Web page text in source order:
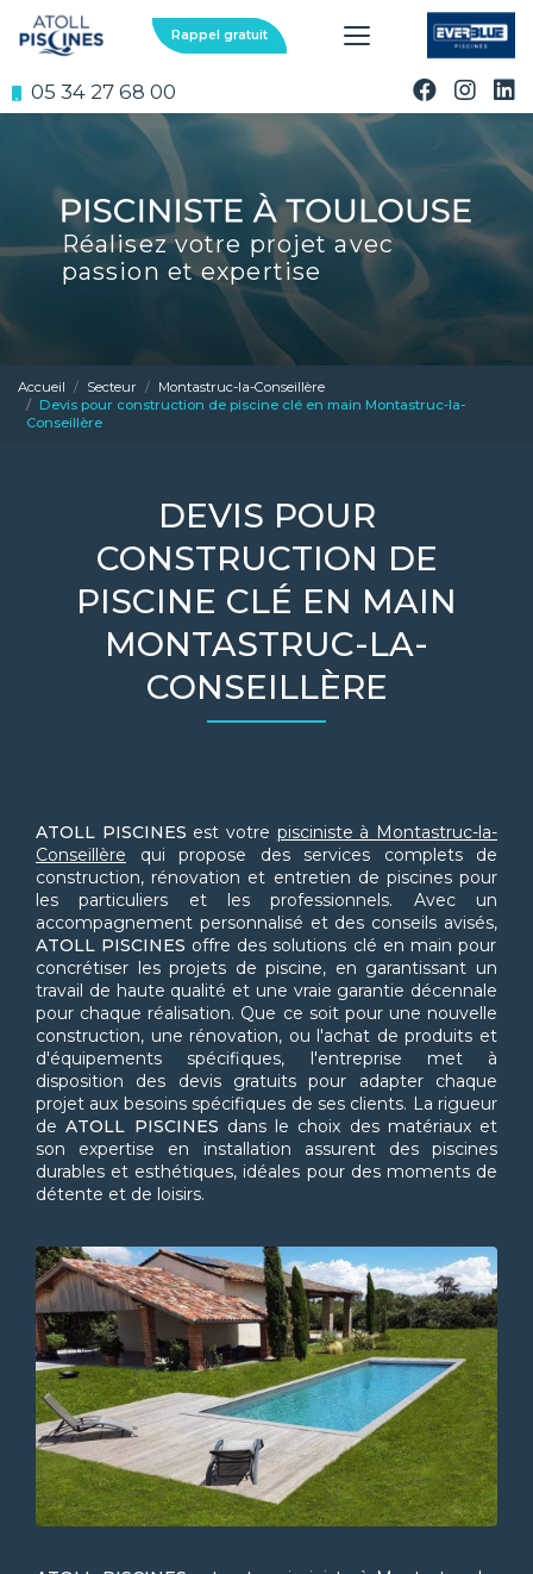
au
contenu
05 34 27 68 00
Rappel gratuit
Réalisez votre projet avec
passion et expertise
Accueil Secteur
Montastruc-la-Conseillère
Devis pour construction de piscine clé en main Montastruc-la-
Conseillère
DEVIS POUR
CONSTRUCTION DE
PISCINE CLÉ EN MAIN
MONTASTRUC-LA-
CONSEILLÈRE
ATOLL PISCINES est votre pisciniste à Montastruc-la-
Conseillère qui propose des services complets de
construction, rénovation et entretien de piscines pour
les particuliers et les professionnels. Avec un
accompagnement personnalisé et des conseils avisés,
ATOLL PISCINES offre des solutions clé en main pour
concrétiser les projets de piscine, en garantissant un
travail de haute qualité et une vraie garantie décennale
pour chaque réalisation. Que ce soit pour une nouvelle
construction, une rénovation, ou l'achat de produits et
d'équipements spécifiques, l'entreprise met à
disposition des devis gratuits pour adapter chaque
projet aux besoins spécifiques de ses clients. La rigueur
deATOLL PISCINES dans le choix des matériaux et
son expertise en installation assurent des piscines
durables et esthétiques, idéales pour des moments de
détente et de loisirs.